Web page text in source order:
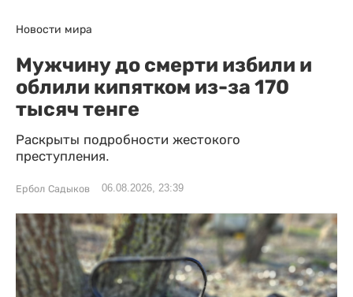
Новости мира
Мужчину до смерти избили и
облили кипятком из-за 170
тысяч тенге
Раскрыты подробности жестокого
преступления.
Ербол Садыков 06.08.2026, 23:39